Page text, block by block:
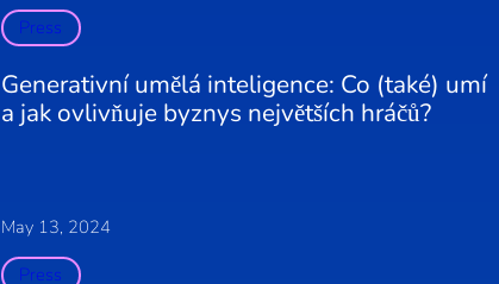
Press
Generativní umělá inteligence: Co (také) umí
a jak ovlivňuje byznys největších hráčů?
May 13, 2024
Press